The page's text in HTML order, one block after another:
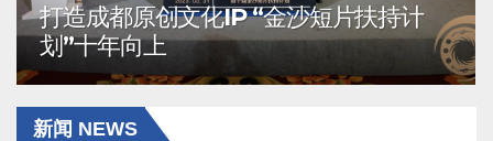
打造成都原创文化IP “金沙短片扶持计
划”十年向上
新闻 NEWS